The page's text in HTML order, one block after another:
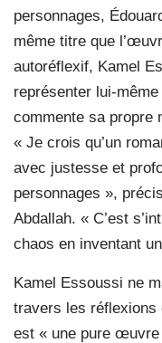
personnages,
même titre que
autoréflexif, Kamel
représenter lui-
commente sa propre
« Je crois qu’un
avec justesse et
personnages »,
Abdallah. « C’est
chaos en inventant
Kamel Essoussi ne
travers les réflexions
est « une pure œuvre